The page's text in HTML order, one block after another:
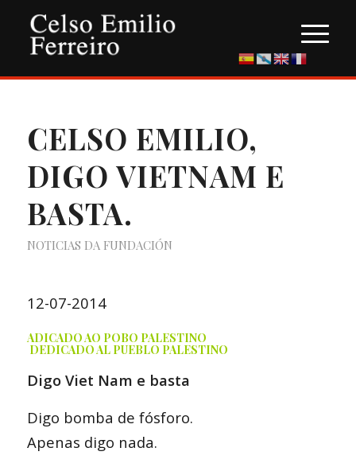
CELSO EMILIO,
DIGO VIETNAM E
BASTA.
NOTICIAS DA FUNDACIÓN
12-07-2014
ADICADO AO POBO PALESTINO
DEDICADO AL PUEBLO PALESTINO
Digo Viet Nam e basta
Digo bomba de fósforo.
Apenas digo nada.